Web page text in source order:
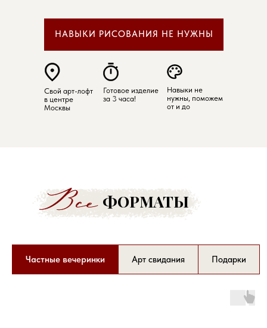
НАВЫКИ РИСОВАНИЯ НЕ НУЖНЫ
Свой арт-лофт
в центре
Москвы
Готовое изделие
за 3 часа!
Навыки не
нужны, поможем
от и до
ФОРМАТЫ
Частные вечеринки Арт свидания Подарки